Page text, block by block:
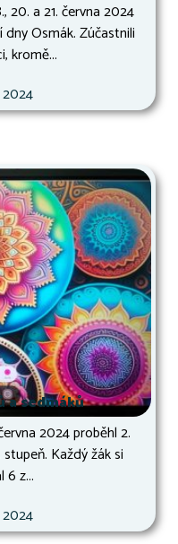
20. a 21. června 2024
Osmák. Zúčastnili
kromě...
a sedmáků
2024 proběhl 2.
Každý žák si
6 z...